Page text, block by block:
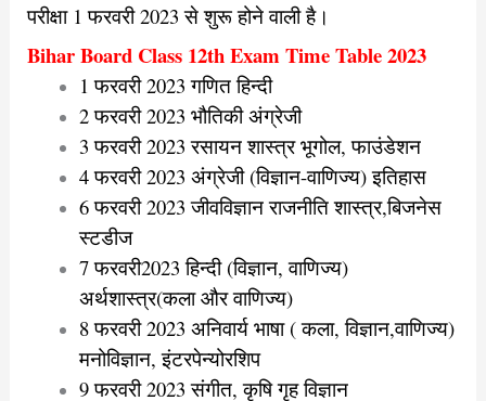
परीक्षा 1 फरवरी 2023 से शुरू होने वाली है।
Bihar Board Class 12th Exam Time Table 2023
1 फरवरी 2023 गणित हिन्दी
2 फरवरी 2023 भौतिकी अंग्रेजी
3 फरवरी 2023 रसायन शास्त्र भूगोल, फाउंडेशन
4 फरवरी 2023 अंग्रेजी (विज्ञान-वाणिज्य) इतिहास
6 फरवरी 2023 जीवविज्ञान राजनीति शास्त्र,बिजनेस
स्टडीज
7 फरवरी2023 हिन्दी (विज्ञान, वाणिज्य)
अर्थशास्त्र(कला और वाणिज्य)
8 फरवरी 2023 अनिवार्य भाषा ( कला, विज्ञान,वाणिज्य)
मनोविज्ञान, इंटरपेन्योरशिप
9 फरवरी 2023 संगीत, कृषि गृह विज्ञान